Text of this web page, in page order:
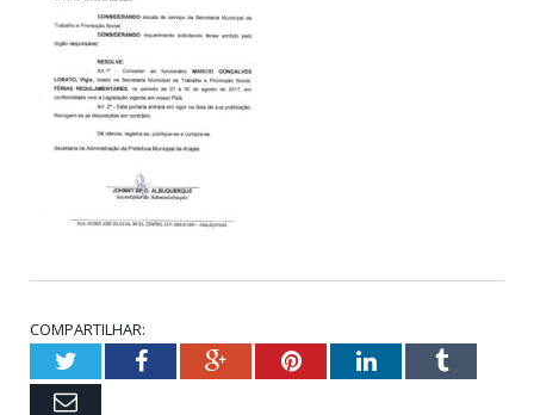
COMPARTILHAR:
TwitterFacebookGoogle+PinterestLinkedInTumblr
Email